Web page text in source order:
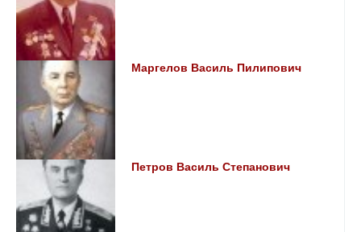
Маргелов Василь Пилипович
Петров Василь Степанович